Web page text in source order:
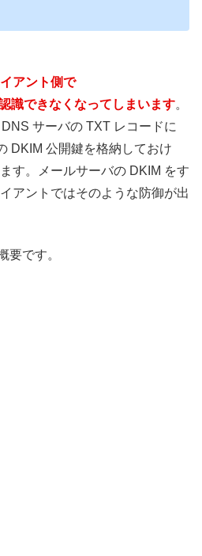
アント側で
識できなくなってしまいます。
サーバの TXT レコードに
DKIM 公開鍵を格納しておけ
す。メールサーバの DKIM をす
アントではそのような防御が出
要です。